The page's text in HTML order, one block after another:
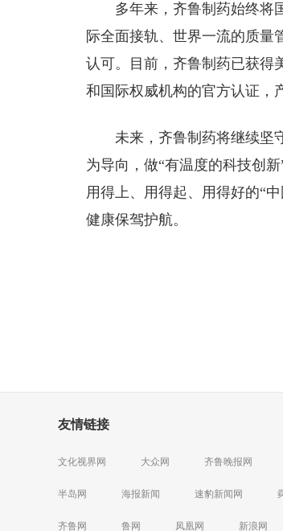
多年来，齐鲁制药始终将
际全面接轨、世界一流的质量
认可。目前，齐鲁制药已获得
和国际权威机构的官方认证，
未来，齐鲁制药将继续坚
为导向，做“有温度的科技创
用得上、用得起、用得好的“
健康保驾护航。
友情链接
文化视界网 大众网 齐鲁晚报网
半岛网 海报新闻 速豹新闻网
齐鲁网 鲁网 凤凰网 新浪网